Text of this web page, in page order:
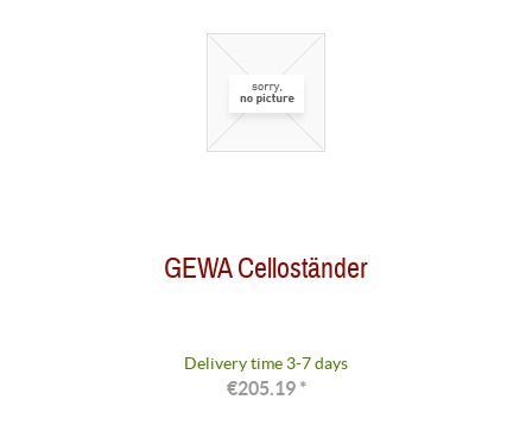
GEWA Celloständer
Delivery time 3-7 days
€205.19 *